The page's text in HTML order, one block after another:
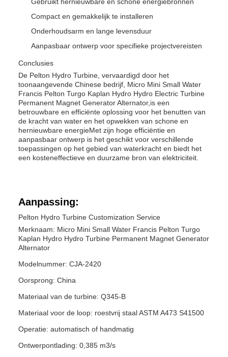
Compact en gemakkelijk te installeren
Onderhoudsarm en lange levensduur
Aanpasbaar ontwerp voor specifieke projectvereisten
Conclusies
De Pelton Hydro Turbine, vervaardigd door het
toonaangevende Chinese bedrijf, Micro Mini Small Water
Francis Pelton Turgo Kaplan Hydro Hydro Electric Turbine
Permanent Magnet Generator Alternator,is een
betrouwbare en efficiënte oplossing voor het benutten van
de kracht van water en het opwekken van schone en
hernieuwbare energieMet zijn hoge efficiëntie en
aanpasbaar ontwerp is het geschikt voor verschillende
toepassingen op het gebied van waterkracht en biedt het
een kosteneffectieve en duurzame bron van elektriciteit.
Aanpassing:
Pelton Hydro Turbine Customization Service
Merknaam: Micro Mini Small Water Francis Pelton Turgo
Kaplan Hydro Hydro Turbine Permanent Magnet Generator
Alternator
Modelnummer: CJA-2420
Oorsprong: China
Materiaal van de turbine: Q345-B
Materiaal voor de loop: roestvrij staal ASTM A473 S41500
Operatie: automatisch of handmatig
Ontwerpontlading: 0,385 m3/s